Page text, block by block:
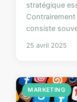
stratégique
consiste
25 avril 2025
MARKETING